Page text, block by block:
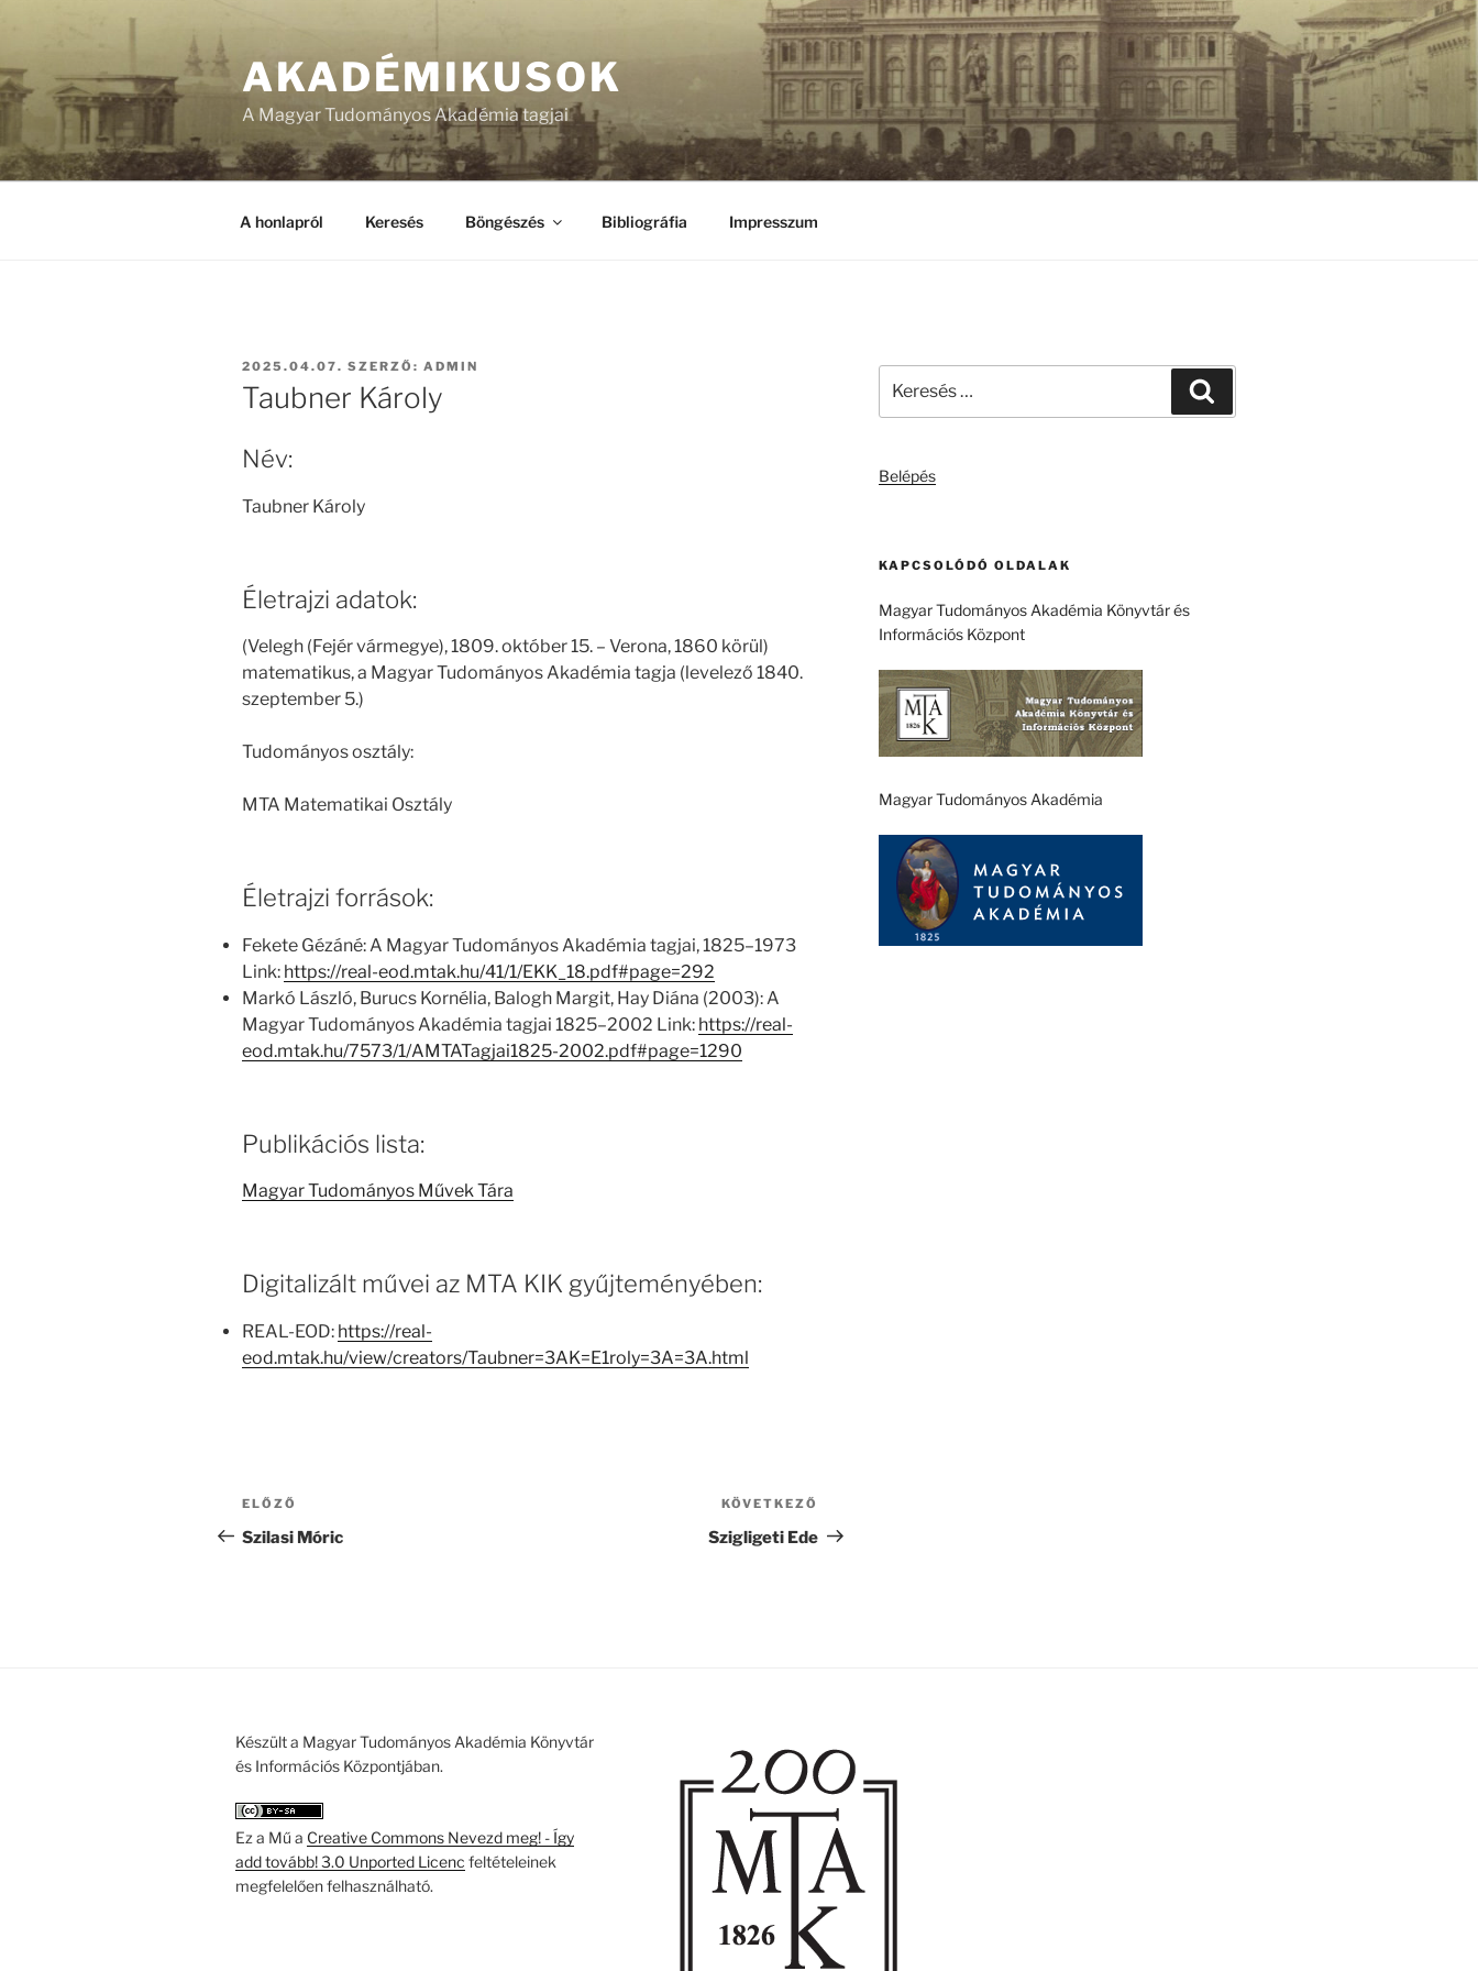
AKADÉMIKUSOK
A Magyar Tudományos Akadémia tagjai
A honlapról Keresés Böngészés Bibliográfia Impresszum
BEKÜLDVE:
2025.04.07. SZERZŐ: ADMIN
Taubner Károly
Név:
Taubner Károly
Életrajzi adatok:
(Velegh (Fejér vármegye), 1809. október 15. – Verona, 1860 körül)
matematikus, a Magyar Tudományos Akadémia tagja (levelező 1840.
szeptember 5.)
Tudományos osztály:
MTA Matematikai Osztály
Életrajzi források:
Fekete Gézáné: A Magyar Tudományos Akadémia tagjai, 1825–1973
Link: https://real-eod.mtak.hu/41/1/EKK_18.pdf#page=292
Markó László, Burucs Kornélia, Balogh Margit, Hay Diána (2003): A
Magyar Tudományos Akadémia tagjai 1825–2002 Link: https://real-
eod.mtak.hu/7573/1/AMTATagjai1825-2002.pdf#page=1290
Publikációs lista:
Magyar Tudományos Művek Tára
Digitalizált művei az MTA KIK gyűjteményében:
REAL-EOD: https://real-
eod.mtak.hu/view/creators/Taubner=3AK=E1roly=3A=3A.html
Bejegyzés
navigáció
Korábbi
bejegyzés
ELŐZŐ
Szilasi Móric
bejegyzés
KÖVETKEZŐ
Szigligeti Ede
következő
Belépés
KAPCSOLÓDÓ OLDALAK
Magyar Tudományos Akadémia Könyvtár és
Információs Központ
Magyar Tudományos Akadémia
Készült a Magyar Tudományos Akadémia Könyvtár
és Információs Központjában.
Ez a Mű a Creative Commons Nevezd meg! - Így
add tovább! 3.0 Unported Licenc feltételeinek
megfelelően felhasználható.